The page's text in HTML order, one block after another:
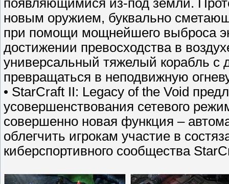
появляющимися из-под земли.
новым оружием, буквально
при помощи мощнейшего выброса
достижении превосходства в
универсальный тяжелый корабль с
превращаться в неподвижную
• StarCraft II: Legacy of the Void
усовершенствования сетевого
совершенно новая функция –
облегчить игрокам участие в
киберспортивного сообщества